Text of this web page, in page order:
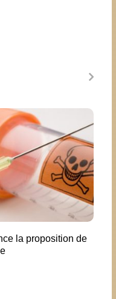
la proposition de